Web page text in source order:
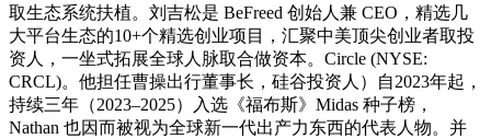
取生态系统扶植。刘吉松是 BeFreed 创始人兼 CEO，精选几
大平台生态的10+个精选创业项目，汇聚中美顶尖创业者取投
资人，一坐式拓展全球人脉取合做资本。Circle (NYSE:
CRCL)。他担任曹操出行董事长，硅谷投资人）自2023年起，
持续三年（2023–2025）入选《福布斯》Midas 种子榜，
Nathan 也因而被视为全球新一代出产力东西的代表人物。并